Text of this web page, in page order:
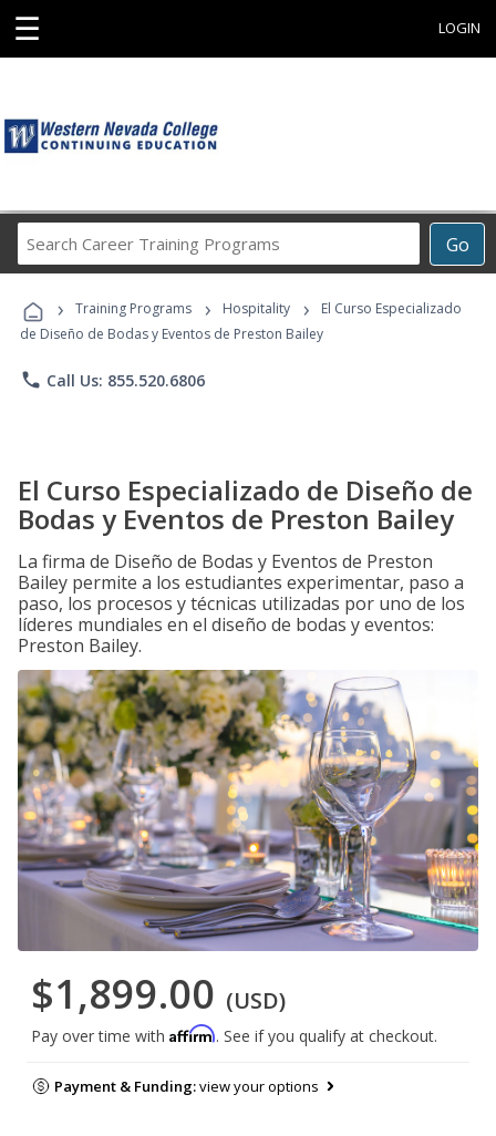
☰ LOGIN
Go
Career
Programs
› Training Programs › Hospitality ›
El Curso Especializado
de Diseño de Bodas y Eventos de Preston Bailey
phone Call Us: 855.520.6806
El Curso Especializado de Diseño de
Bodas y Eventos de Preston Bailey
La firma de Diseño de Bodas y Eventos de Preston
Bailey permite a los estudiantes experimentar, paso a
paso, los procesos y técnicas utilizadas por uno de los
líderes mundiales en el diseño de bodas y eventos:
Preston Bailey.
$1,899.00 (USD)
Pay over time with Affirm. See if you qualify at checkout.
Payment & Funding:view your options